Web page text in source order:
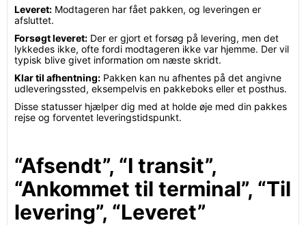
Leveret: Modtageren har fået pakken, og leveringen er
afsluttet.
Forsøgt leveret: Der er gjort et forsøg på levering, men det
lykkedes ikke, ofte fordi modtageren ikke var hjemme. Der vil
typisk blive givet information om næste skridt.
Klar til afhentning: Pakken kan nu afhentes på det angivne
udleveringssted, eksempelvis en pakkeboks eller et posthus.
Disse statusser hjælper dig med at holde øje med din pakkes
rejse og forventet leveringstidspunkt.
“Afsendt”, “I transit”,
“Ankommet til terminal”, “Til
levering”, “Leveret”